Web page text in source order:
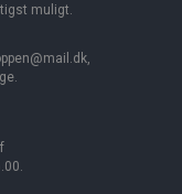
muligt.